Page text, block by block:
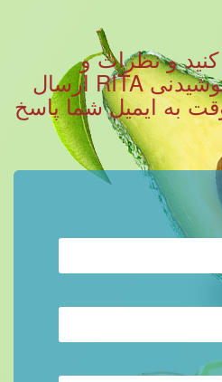
و نظرات و
سوالات خود را به نوشیدنی RITA ارسال
به ایمیل شما پاسخ